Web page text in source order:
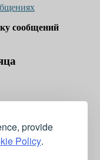
provide
Policy.
сообщений